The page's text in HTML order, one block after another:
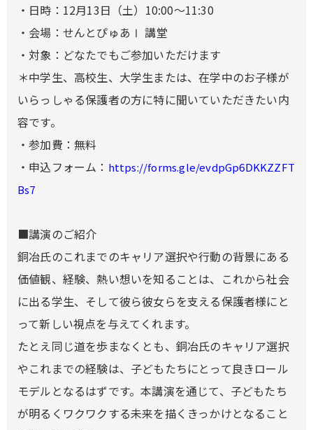
・日時：12月13日（土）10:00～11:30
・会場：せんとぴゅあⅠ 講堂
・対象：どなたでもご参加いただけます
＊中学生、高校生、大学生または、在学中のお子様が
いらっしゃる保護者の方に特に聞いていただきたい内
容です。
・参加費：無料
・申込フォーム： https://forms.gle/evdpGp6DKKZZFT
Bs7
■講演のご紹介
銅冶氏のこれまでのキャリア選択や行動の背景にある
価値観、経験、熱い想いを知ることは、これから社会
に出る学生、そして彼ら彼女らを支える保護者様にと
って新しい視点を与えてくれます。
たとえ同じ道を歩まなくとも、銅冶氏のキャリア選択
やこれまでの経験は、子どもたちにとって良きロール
モデルとなるはずです。本講演を通じて、子どもたち
が明るくワクワクする未来を描くきっかけとなること